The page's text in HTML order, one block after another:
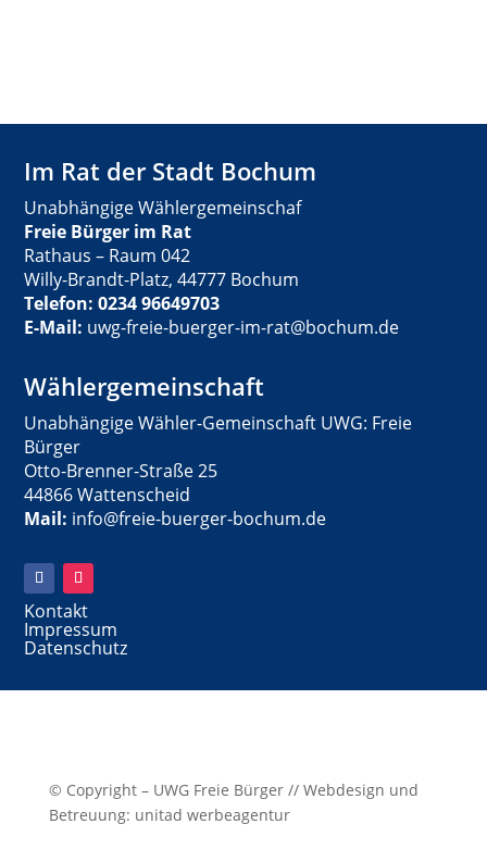
Im Rat der Stadt Bochum
Unabhängige Wählergemeinschaf
Freie Bürger im Rat
Rathaus – Raum 042
Willy-Brandt-Platz, 44777 Bochum
Telefon: 0234 96649703
E-Mail: uwg-freie-buerger-im-rat@bochum.de
Wählergemeinschaft
Unabhängige Wähler-Gemeinschaft UWG: Freie
Bürger
Otto-Brenner-Straße 25
44866 Wattenscheid
Mail: info@freie-buerger-bochum.de
Kontakt
Impressum
Datenschutz
© Copyright – UWG Freie Bürger // Webdesign und
Betreuung: unitad werbeagentur